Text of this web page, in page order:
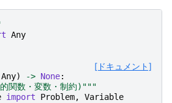
Any
[ドキュメント]
Any) -> None:
関数・変数・制約)"""
import Problem, Variable